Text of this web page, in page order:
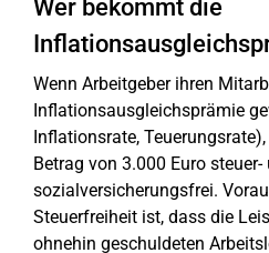
Wer bekommt die
Wenn Arbeitgeber ihren
Inflationsausgleichsprämie
Inflationsrate,
Betrag von 3.000 Euro steuer-
sozialversicherungsfrei.
Steuerfreiheit ist, dass die
ohnehin geschuldeten